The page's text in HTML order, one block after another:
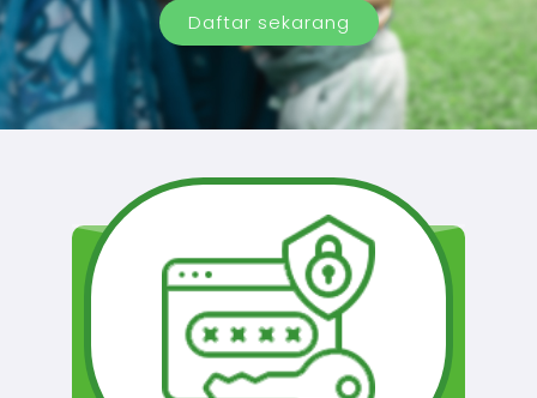
Daftar sekarang